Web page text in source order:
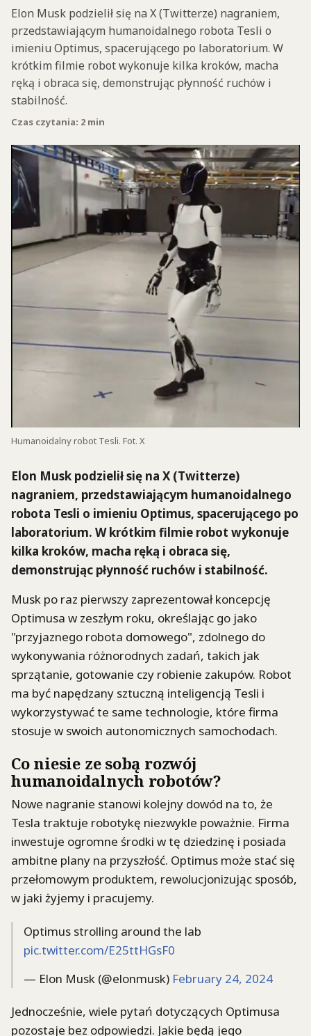
Elon Musk podzielił się na X (Twitterze) nagraniem,
przedstawiającym humanoidalnego robota Tesli o
imieniu Optimus, spacerującego po laboratorium. W
krótkim filmie robot wykonuje kilka kroków, macha
ręką i obraca się, demonstrując płynność ruchów i
stabilność.
Czas czytania: 2 min
Humanoidalny robot Tesli. Fot. X
Elon Musk podzielił się na X (Twitterze)
nagraniem, przedstawiającym humanoidalnego
robota Tesli o imieniu Optimus, spacerującego po
laboratorium. W krótkim filmie robot wykonuje
kilka kroków, macha ręką i obraca się,
demonstrując płynność ruchów i stabilność.
Musk po raz pierwszy zaprezentował koncepcję
Optimusa w zeszłym roku, określając go jako
"przyjaznego robota domowego", zdolnego do
wykonywania różnorodnych zadań, takich jak
sprzątanie, gotowanie czy robienie zakupów. Robot
ma być napędzany sztuczną inteligencją Tesli i
wykorzystywać te same technologie, które firma
stosuje w swoich autonomicznych samochodach.
Co niesie ze sobą rozwój
humanoidalnych robotów?
Nowe nagranie stanowi kolejny dowód na to, że
Tesla traktuje robotykę niezwykle poważnie. Firma
inwestuje ogromne środki w tę dziedzinę i posiada
ambitne plany na przyszłość. Optimus może stać się
przełomowym produktem, rewolucjonizując sposób,
w jaki żyjemy i pracujemy.
Optimus strolling around the lab
pic.twitter.com/E25ttHGsF0
— Elon Musk (@elonmusk) February 24, 2024
Jednocześnie, wiele pytań dotyczących Optimusa
pozostaje bez odpowiedzi. Jakie będą jego